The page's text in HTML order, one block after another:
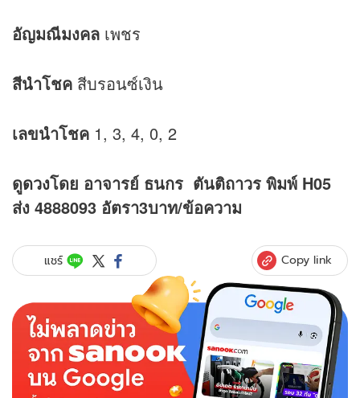
อัญมณีมงคล เพชร
สีนำโชค สีบรอนซ์เงิน
เลขนำโชค 1, 3, 4, 0, 2
ดูดวงโดย อาจารย์ ธนกร ตันติถาวร พิมพ์ H05
ส่ง 4888093 อัตรา3บาท/ข้อความ
แชร์ Copy link